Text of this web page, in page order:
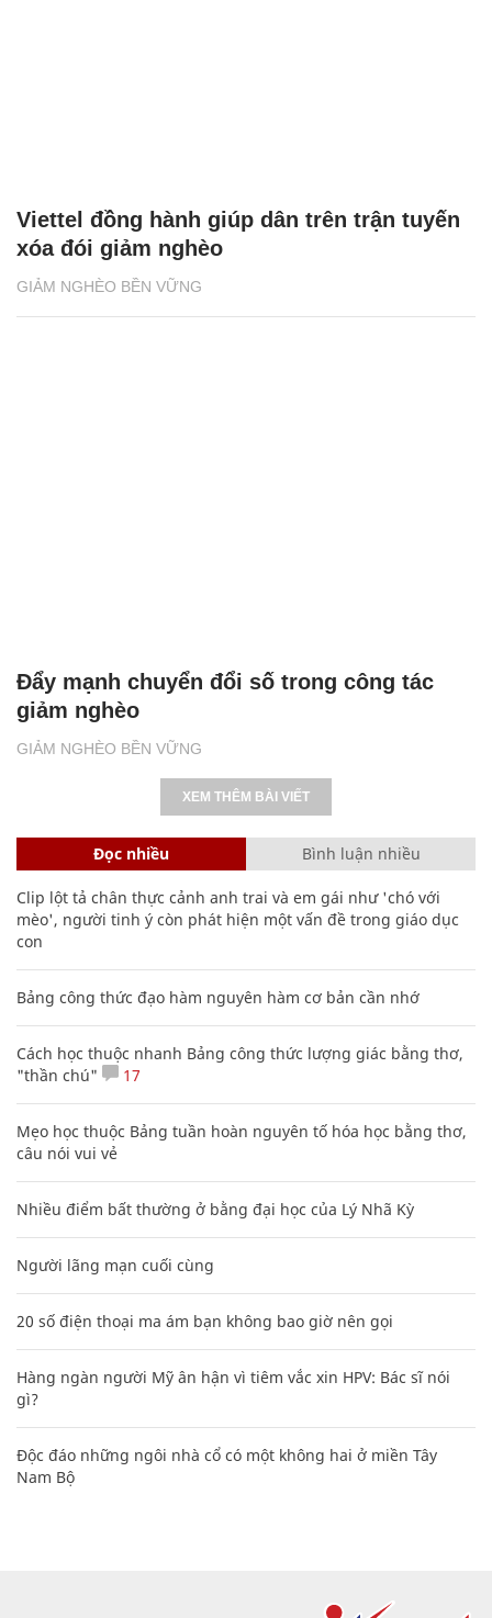
GIẢM NGHÈO BỀN VỮNG
Viettel đồng hành giúp dân trên trận tuyến
xóa đói giảm nghèo
GIẢM NGHÈO BỀN VỮNG
Đẩy mạnh chuyển đổi số trong công tác
giảm nghèo
XEM THÊM BÀI VIẾT
Đọc nhiều Bình luận nhiều
Clip lột tả chân thực cảnh anh trai và em gái như 'chó với
mèo', người tinh ý còn phát hiện một vấn đề trong giáo dục
con
Bảng công thức đạo hàm nguyên hàm cơ bản cần nhớ
Cách học thuộc nhanh Bảng công thức lượng giác bằng thơ,
"thần chú"
17
Mẹo học thuộc Bảng tuần hoàn nguyên tố hóa học bằng thơ,
câu nói vui vẻ
Nhiều điểm bất thường ở bằng đại học của Lý Nhã Kỳ
Người lãng mạn cuối cùng
20 số điện thoại ma ám bạn không bao giờ nên gọi
Hàng ngàn người Mỹ ân hận vì tiêm vắc xin HPV: Bác sĩ nói
gì?
Độc đáo những ngôi nhà cổ có một không hai ở miền Tây
Nam Bộ